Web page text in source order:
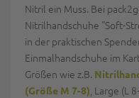
Nitril ein Muss. Bei
Nitrilhandschuhe "Soft-
in der praktischen
Einmalhandschuhe im
Größen wie z.B.
(Größe M 7-8) , Large (L